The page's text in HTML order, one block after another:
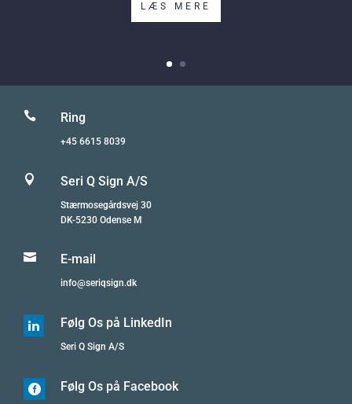
LÆS MERE
 Ring
+45 6615 8039
 Seri Q Sign A/S
Stærmosegårdsvej 30
DK-5230 Odense M
 E-mail
info@seriqsign.dk
 Følg Os på LinkedIn
Seri Q Sign A/S
 Følg Os på Facebook